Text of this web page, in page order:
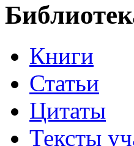
Книги
Статьи
Цитаты
Тексты